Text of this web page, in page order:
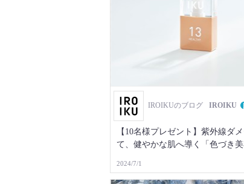
IROIKUのブログ IROIKU
【10名様プレゼント】紫外線ダ
て、健やかな肌へ導く「色づき
2024/7/1